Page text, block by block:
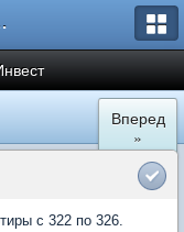
Вперед
»
с 322 по 326.